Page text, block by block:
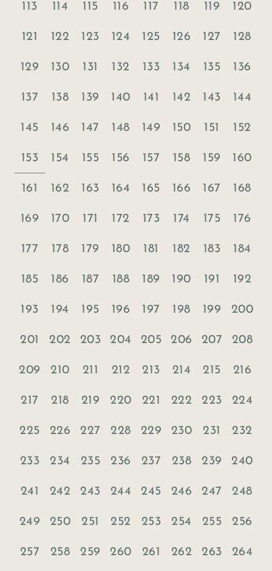
113 114 115 116 117 118 119 120
121 122 123 124 125 126 127 128
129 130 131 132 133 134 135 136
137 138 139 140 141 142 143 144
145 146 147 148 149 150 151 152
153 154 155 156 157 158 159 160
161 162 163 164 165 166 167 168
169 170 171 172 173 174 175 176
177 178 179 180 181 182 183 184
185 186 187 188 189 190 191 192
193 194 195 196 197 198 199 200
201 202 203 204 205 206 207 208
209 210 211 212 213 214 215 216
217 218 219 220 221 222 223 224
225 226 227 228 229 230 231 232
233 234 235 236 237 238 239 240
241 242 243 244 245 246 247 248
249 250 251 252 253 254 255 256
257 258 259 260 261 262 263 264